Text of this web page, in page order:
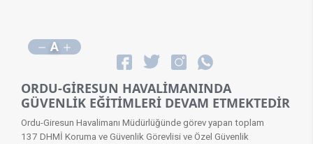
A
ORDU-GİRESUN HAVALİMANINDA
GÜVENLİK EĞİTİMLERİ DEVAM ETMEKTEDİR
Ordu-Giresun Havalimanı Müdürlüğünde görev yapan toplam
137 DHMİ Koruma ve Güvenlik Görevlisi ve Özel Güvenlik